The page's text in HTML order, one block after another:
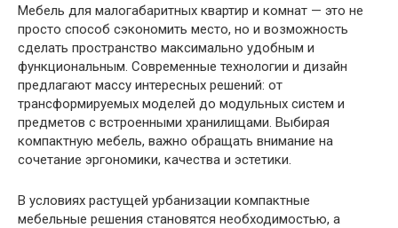
Мебель для малогабаритных квартир и комнат — это не
просто способ сэкономить место, но и возможность
сделать пространство максимально удобным и
функциональным. Современные технологии и дизайн
предлагают массу интересных решений: от
трансформируемых моделей до модульных систем и
предметов с встроенными хранилищами. Выбирая
компактную мебель, важно обращать внимание на
сочетание эргономики, качества и эстетики.
В условиях растущей урбанизации компактные
мебельные решения становятся необходимостью, а